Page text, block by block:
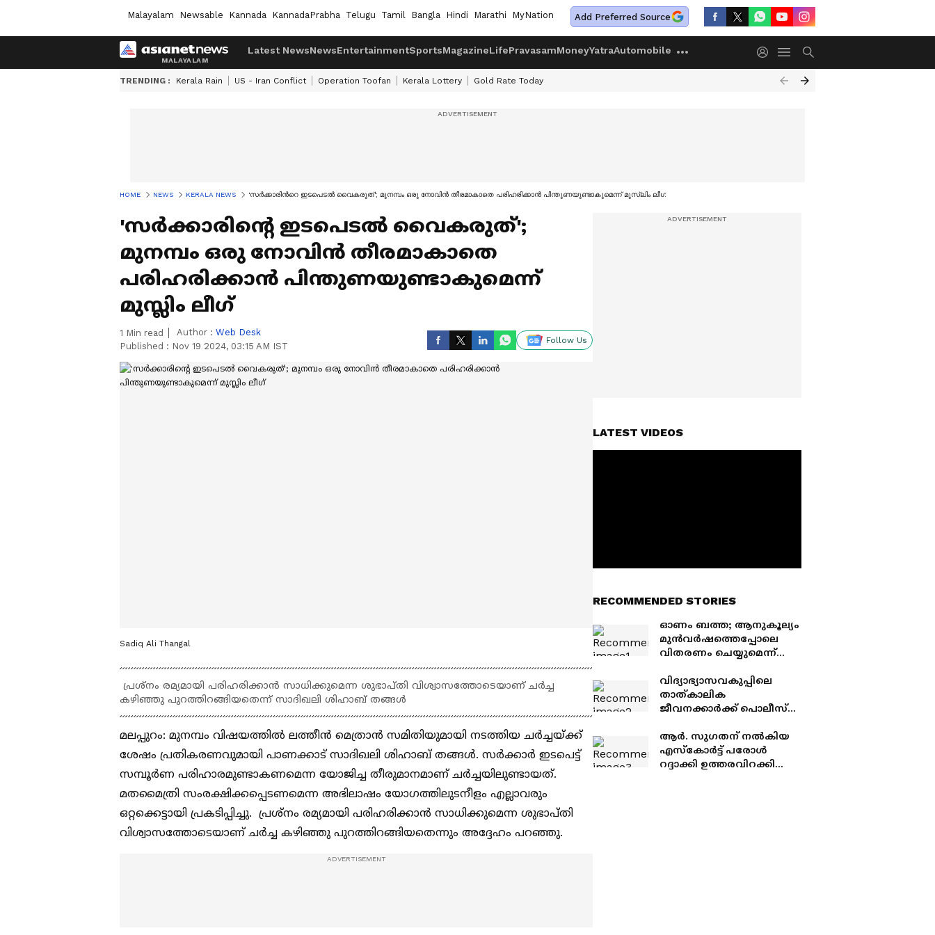
Malayalam Newsable Kannada KannadaPrabha Telugu Tamil Bangla Hindi Marathi MyNation Add Preferred Source
Latest NewsNewsEntertainmentSportsMagazineLifePravasamMoneyYatraAutomobile
TRENDING : Kerala Rain US - Iran Conflict Operation Toofan Kerala Lottery Gold Rate Today
HOME NEWS KERALA NEWS 'സര്‍ക്കാരിന്‍റെ ഇടപെടല്‍ വൈകരുത്'; മുനമ്പം ഒരു നോവിൻ തീരമാകാതെ പരിഹരിക്കാൻ പിന്തുണയുണ്ടാകുമെന്ന് മുസ്ലിം ലീഗ്
'സര്‍ക്കാരിന്‍റെ ഇടപെടല്‍ വൈകരുത്';
മുനമ്പം ഒരു നോവിൻ തീരമാകാതെ
പരിഹരിക്കാൻ പിന്തുണയുണ്ടാകുമെന്ന്
മുസ്ലിം ലീഗ്
1 Min read Author : Web Desk
Published : Nov 19 2024, 03:15 AM IST
Follow Us
Sadiq Ali Thangal
പ്രശ്‌നം രമ്യമായി പരിഹരിക്കാന്‍ സാധിക്കുമെന്ന ശുഭാപ്തി വിശ്വാസത്തോടെയാണ് ചര്‍ച്ച
കഴിഞ്ഞു പുറത്തിറങ്ങിയതെന്ന് സാദിഖലി ശിഹാബ് തങ്ങൾ
മലപ്പുറം: മുനമ്പം വിഷയത്തില്‍ ലത്തീന്‍ മെത്രാന്‍ സമിതിയുമായി നടത്തിയ ചര്‍ച്ചയ്ക്ക്
ശേഷം പ്രതികരണവുമായി പാണക്കാട് സാദിഖലി ശിഹാബ് തങ്ങൾ. സര്‍ക്കാര്‍ ഇടപെട്ട്
സമ്പൂര്‍ണ പരിഹാരമുണ്ടാകണമെന്ന യോജിച്ച തീരുമാനമാണ് ചര്‍ച്ചയിലുണ്ടായത്.
മതമൈത്രി സംരക്ഷിക്കപ്പെടണമെന്ന അഭിലാഷം യോഗത്തിലുടനീളം എല്ലാവരും
ഒറ്റക്കെട്ടായി പ്രകടിപ്പിച്ചു. പ്രശ്‌നം രമ്യമായി പരിഹരിക്കാന്‍ സാധിക്കുമെന്ന ശുഭാപ്തി
വിശ്വാസത്തോടെയാണ് ചര്‍ച്ച കഴിഞ്ഞു പുറത്തിറങ്ങിയതെന്നും അദ്ദേഹം പറഞ്ഞു.
LATEST VIDEOS
RECOMMENDED STORIES
ഓണം ബത്ത; ആനുകൂല്യം
മുൻവർഷത്തെപ്പോലെ
വിതരണം ചെയ്യുമെന്ന്
വിദ്യാഭ്യാസവകുപ്പിലെ
താത്കാലിക
ജീവനക്കാർക്ക് പൊലീസ്
ആർ. സു​ഗതന് നൽകിയ
എസ്കോർട്ട് പരോൾ
റദ്ദാക്കി ഉത്തരവിറക്കി